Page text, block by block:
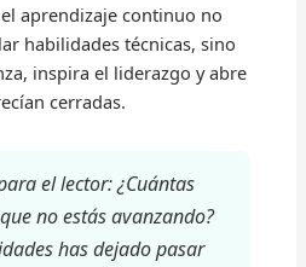
aprendizaje continuo no
habilidades técnicas, sino
inspira el liderazgo y abre
cerradas.
el lector: ¿Cuántas
no estás avanzando?
has dejado pasar